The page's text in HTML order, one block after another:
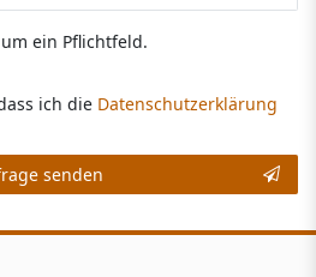
ein Pflichtfeld.
ich die Daten­schutz­erklärung
senden